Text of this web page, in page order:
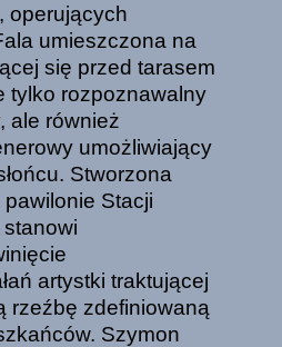
operujących
umieszczona na
się przed tarasem
tylko rozpoznawalny
ale również
umożliwiający
Stworzona
Stacji
artystki traktującej
rzeźbę zdefiniowaną
Szymon